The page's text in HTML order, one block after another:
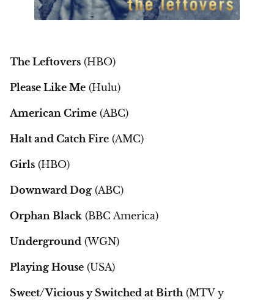
The Leftovers (HBO)
Please Like Me (Hulu)
American Crime (ABC)
Halt and Catch Fire (AMC)
Girls (HBO)
Downward Dog (ABC)
Orphan Black (BBC America)
Underground (WGN)
Playing House (USA)
Sweet/Vicious y Switched at Birth (MTV y